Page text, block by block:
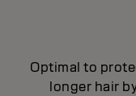
Optimal to
longer hair